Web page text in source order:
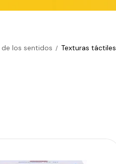
los sentidos / Texturas táctiles